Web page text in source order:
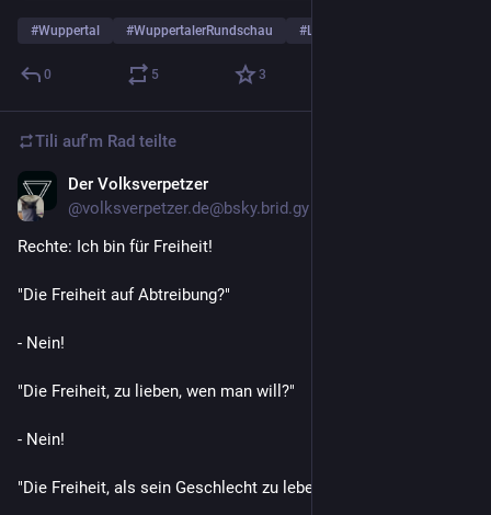
#Wuppertal #WuppertalerRundschau #Lokalnachrichten
0 5 3
Tili auf'm Rad teilte
Der Volksverpetzer
@volksverpetzer.de@bsky.brid.gy
Rechte: Ich bin für Freiheit!
"Die Freiheit auf Abtreibung?"
- Nein!
"Die Freiheit, zu lieben, wen man will?"
- Nein!
"Die Freiheit, als sein Geschlecht zu leben?"